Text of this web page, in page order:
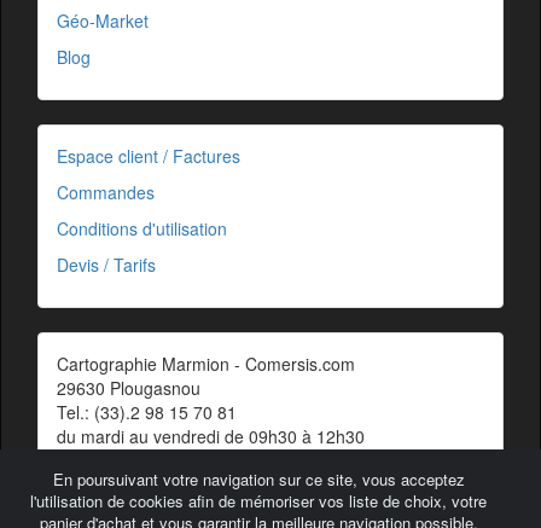
En poursuivant votre navigation sur ce site, vous acceptez
l'utilisation de cookies afin de mémoriser vos liste de choix, votre
panier d'achat et vous garantir la meilleure navigation possible.
Géo-Market
Blog
Espace client / Factures
Commandes
Conditions d'utilisation
Devis / Tarifs
Cartographie Marmion - Comersis.com
29630 Plougasnou
Tel.: (33).2 98 15 70 81
du mardi au vendredi de 09h30 à 12h30
Contact